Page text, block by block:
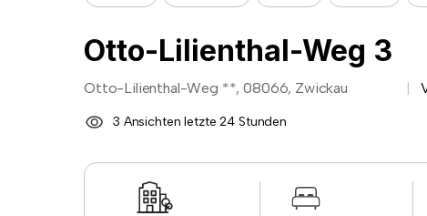
Otto-Lilienthal-Weg 3
Otto-Lilienthal-Weg **, 08066, Zwickau
3 Ansichten letzte 24 Stunden